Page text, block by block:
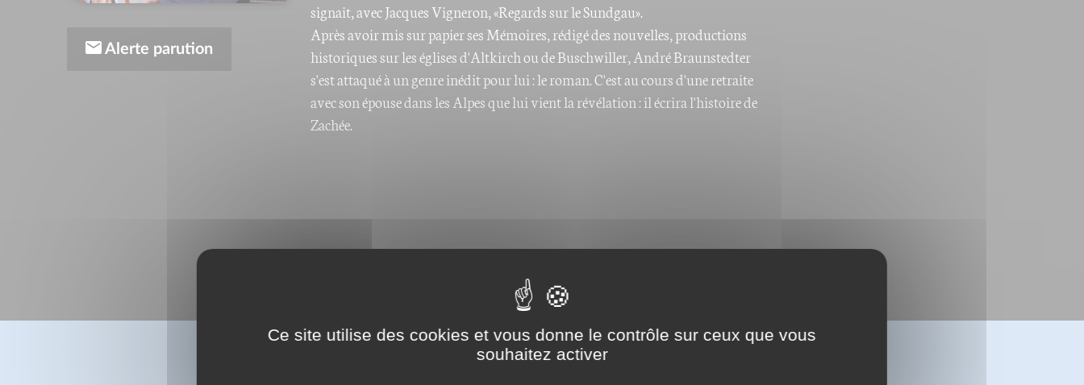
Alerte parution
signait, avec Jacques Vigneron, «Regards sur le Sundgau».
Après avoir mis sur papier ses Mémoires, rédigé des nouvelles, productions
historiques sur les églises d'Altkirch ou de Buschwiller, André Braunstedter
s'est attaqué à un genre inédit pour lui : le roman. C'est au cours d'une retraite
avec son épouse dans les Alpes que lui vient la révélation : il écrira l'histoire de
Zachée.
BIBLIOGRAPHIE
Ce site utilise des cookies et vous donne le contrôle sur ceux que vous
souhaitez activer